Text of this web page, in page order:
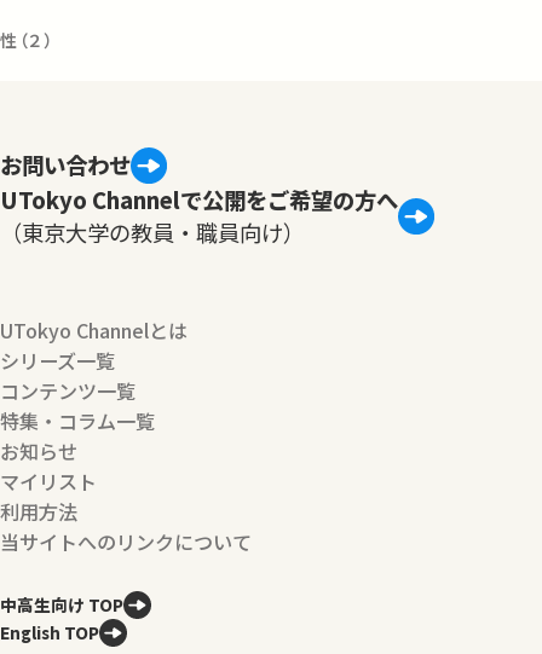
２）
お問い合わせ
UTokyo Channelで公開をご希望の方へ
（東京大学の教員・職員向け）
UTokyo Channelとは
シリーズ一覧
コンテンツ一覧
特集・コラム一覧
お知らせ
マイリスト
利用方法
当サイトへのリンクについて
中高生向け TOP
English TOP